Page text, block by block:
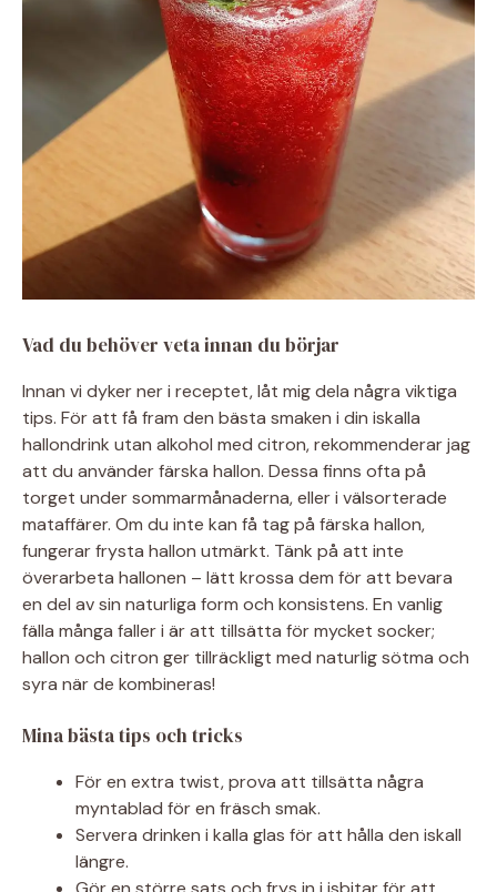
Vad du behöver veta innan du börjar
Innan vi dyker ner i receptet, låt mig dela några viktiga
tips. För att få fram den bästa smaken i din iskalla
hallondrink utan alkohol med citron, rekommenderar jag
att du använder färska hallon. Dessa finns ofta på
torget under sommarmånaderna, eller i välsorterade
mataffärer. Om du inte kan få tag på färska hallon,
fungerar frysta hallon utmärkt. Tänk på att inte
överarbeta hallonen – lätt krossa dem för att bevara
en del av sin naturliga form och konsistens. En vanlig
fälla många faller i är att tillsätta för mycket socker;
hallon och citron ger tillräckligt med naturlig sötma och
syra när de kombineras!
Mina bästa tips och tricks
För en extra twist, prova att tillsätta några
myntablad för en fräsch smak.
Servera drinken i kalla glas för att hålla den iskall
längre.